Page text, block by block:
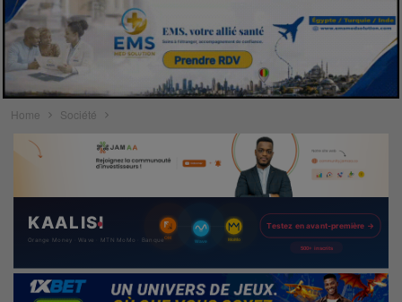
Home Société